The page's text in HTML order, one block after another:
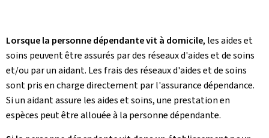
Lorsque la personne dépendante vit à domicile, les aides et
soins peuvent être assurés par des réseaux d'aides et de soins
et/ou par un aidant. Les frais des réseaux d'aides et de soins
sont pris en charge directement par l'assurance dépendance.
Si un aidant assure les aides et soins, une prestation en
espèces peut être allouée à la personne dépendante.